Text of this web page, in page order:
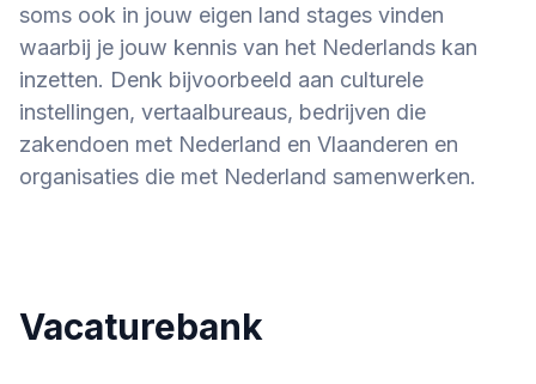
soms ook in jouw eigen land stages vinden
waarbij je jouw kennis van het Nederlands kan
inzetten. Denk bijvoorbeeld aan culturele
instellingen, vertaalbureaus, bedrijven die
zakendoen met Nederland en Vlaanderen en
organisaties die met Nederland samenwerken.
Vacaturebank